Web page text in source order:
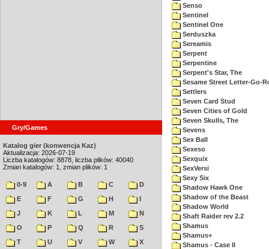
Gry/Games
Katalog gier (konwencja Kaz)
Aktualizacja: 2026-07-19
Liczba katalogów: 8878, liczba plików: 40040
Zmian katalogów: 1, zmian plików: 1
0-9 A B C
D
E
F G H
I
J
K L M
N
O
P Q R
S
T
U V W
X
Senso
Sentinel
Sentinel One
Serduszka
Sereamis
Serpent
Serpentine
Serpent's Star, The
Sesame Street Letter-Go-
Settlers
Seven Card Stud
Seven Cities of Gold
Seven Skulls, The
Sevens
Sex Ball
Sexeso
Sexquix
SexVersi
Sexy Six
Shadow Hawk One
Shadow of the Beast
Shadow World
Shaft Raider rev 2.2
Shamus
Shamus+
Shamus - Case II